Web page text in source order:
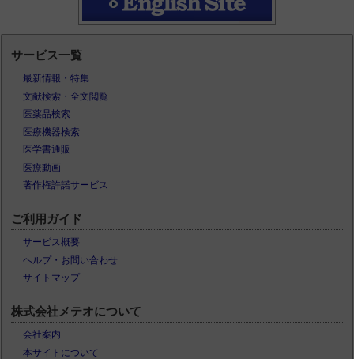
サービス一覧
最新情報・特集
文献検索・全文閲覧
医薬品検索
医療機器検索
医学書通販
医療動画
著作権許諾サービス
ご利用ガイド
サービス概要
ヘルプ・お問い合わせ
サイトマップ
株式会社メテオについて
会社案内
本サイトについて